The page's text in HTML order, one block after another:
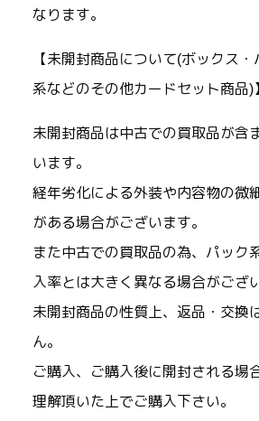
なります。
【未開封商品について(ボックス
系などのその他カードセット商品)
未開封商品は中古での買取品が含
います。
経年劣化による外装や内容物の微
がある場合がございます。
また中古での買取品の為、パック
入率とは大きく異なる場合がござ
未開封商品の性質上、返品・交換
ん。
ご購入、ご購入後に開封される場
理解頂いた上でご購入下さい。